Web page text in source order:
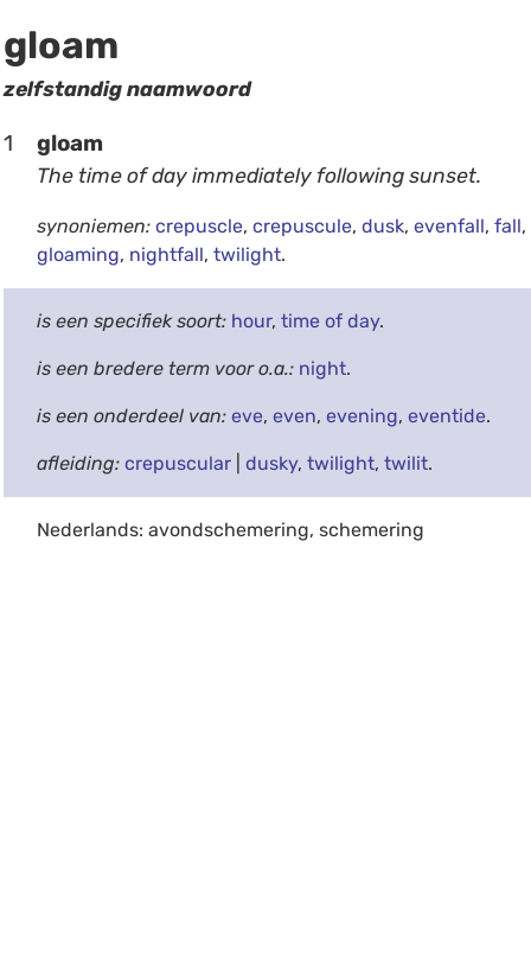
gloam
zelfstandig naamwoord
1 gloam
The time of day immediately following sunset.
synoniemen: crepuscle, crepuscule, dusk, evenfall, fall,
gloaming, nightfall, twilight.
is een specifiek soort: hour, time of day.
is een bredere term voor o.a.: night.
is een onderdeel van: eve, even, evening, eventide.
afleiding: crepuscular| dusky, twilight, twilit.
Nederlands: avondschemering, schemering